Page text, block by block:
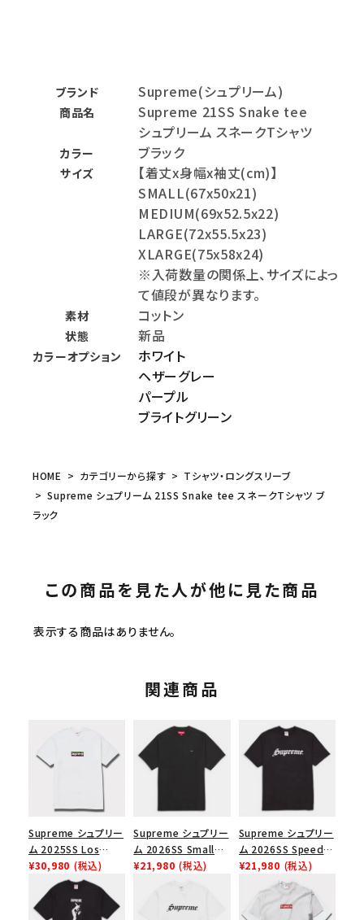
ブランド Supreme(シュプリーム)
商品名
Supreme 21SS Snake tee
シュプリーム スネークTシャツ
カラー ブラック
サイズ
【着丈x身幅x袖丈(cm)】
SMALL(67x50x21)
MEDIUM(69x52.5x22)
LARGE(72x55.5x23)
XLARGE(75x58x24)
※入荷数量の関係上、サイズによっ
て値段が異なります。
素材 コットン
状態 新品
カラーオプション
ホワイト
ヘザーグレー
パープル
ブライトグリーン
HOME カテゴリーから探す
Tシャツ・ロングスリーブ
Supreme シュプリーム 21SS Snake tee スネークTシャツ ブ
ラック
この商品を見た人が他に見た商品
表示する商品はありません。
関連商品
Supreme シュプリー
ム 2025SS Los
Angeles Fire Relief
Box Logo Tee ファ
イヤーリリーフボック
スロゴTシャツ ホワ
¥30,980 (税込)
Supreme シュプリー
ム 2026SS Small
Box Tee スモールボ
¥21,980 (税込)
Supreme シュプリー
ム 2026SS Speed
Tee スピードTシャツ
¥21,980 (税込)